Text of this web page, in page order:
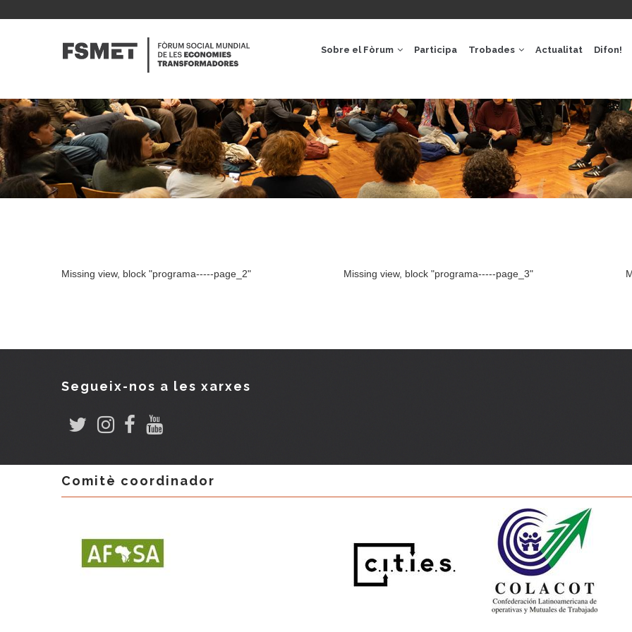
PRINCIPALSobre el Fòrum Participa Trobades Actualitat Difon!
Missing view, block "programa-----page_2" Missing view, block "programa-----page_3"
Segueix-nos a les xarxes
Comitè coordinador